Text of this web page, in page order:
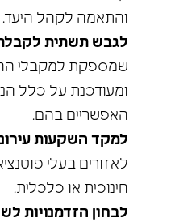
והתאמה לקהל היעד.
לגבש תשתית
שמספקת למקבלי
ומעודכנת על כלל
האפשריים בהם.
למקד השקעות
לאזורים בעלי
חינוכית או כלכלית.
לבחון הזדמנויות